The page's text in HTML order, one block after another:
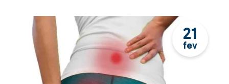
21
fev